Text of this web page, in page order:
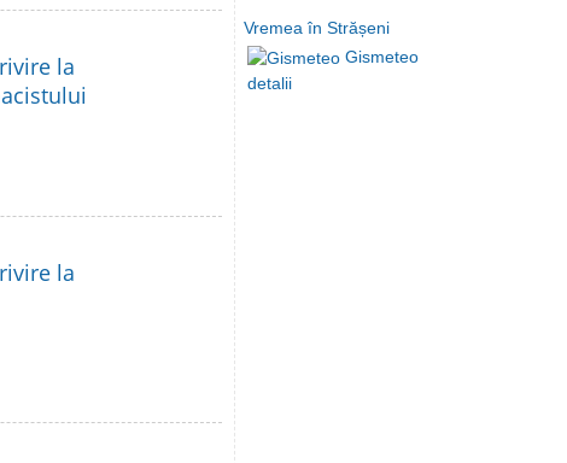
la
la
Vremea în Strășeni
Gismeteo
detalii